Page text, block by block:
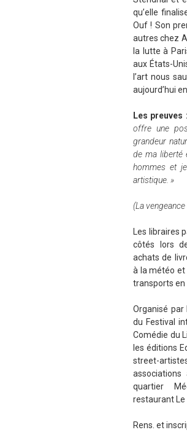
qu’elle
Ouf ! Son
autres chez
la lutte à
aux États-
l’art nous
aujourd’hui
Les preuves :
offre une
grandeur
de ma liberté
hommes et
artistique. »
(La
Les libraires
côtés lors
achats de
à la météo et
transports en
Organisé par
du Festival
Comédie du
les éditions
street-
quartier
restaurant Le
Rens. et